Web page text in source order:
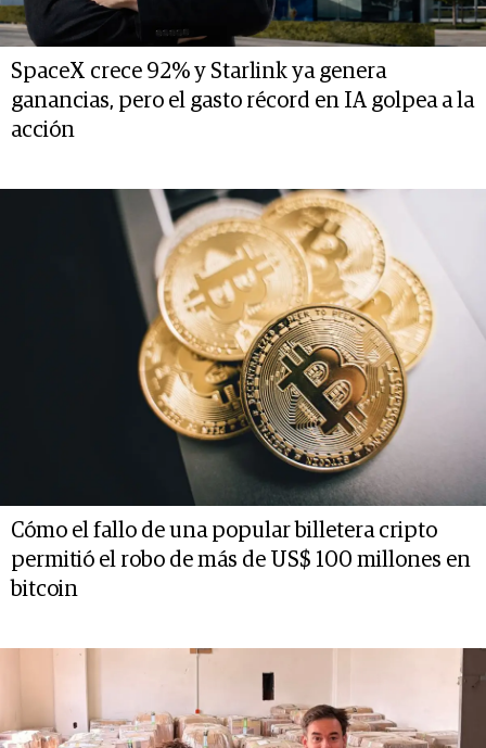
SpaceX crece 92% y Starlink ya genera
ganancias, pero el gasto récord en IA golpea a la
acción
Cómo el fallo de una popular billetera cripto
permitió el robo de más de US$ 100 millones en
bitcoin